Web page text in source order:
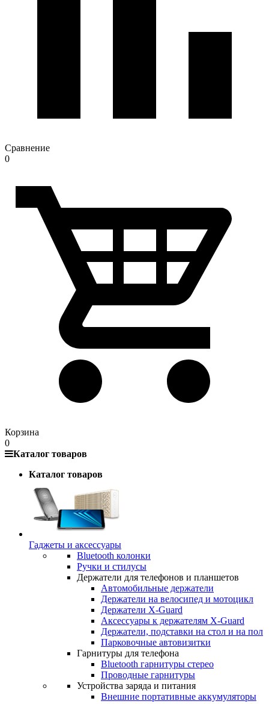
Сравнение
0
Корзина
0
Каталог товаров
Каталог товаров
Гаджеты и аксессуары
Bluetooth колонки
Ручки и стилусы
Держатели для телефонов и планшетов
Автомобильные держатели
Держатели на велосипед и мотоцикл
Держатели X-Guard
Аксессуары к держателям X-Guard
Держатели, подставки на стол и на пол
Парковочные автовизитки
Гарнитуры для телефона
Bluetooth гарнитуры стерео
Проводные гарнитуры
Устройства заряда и питания
Внешние портативные аккумуляторы